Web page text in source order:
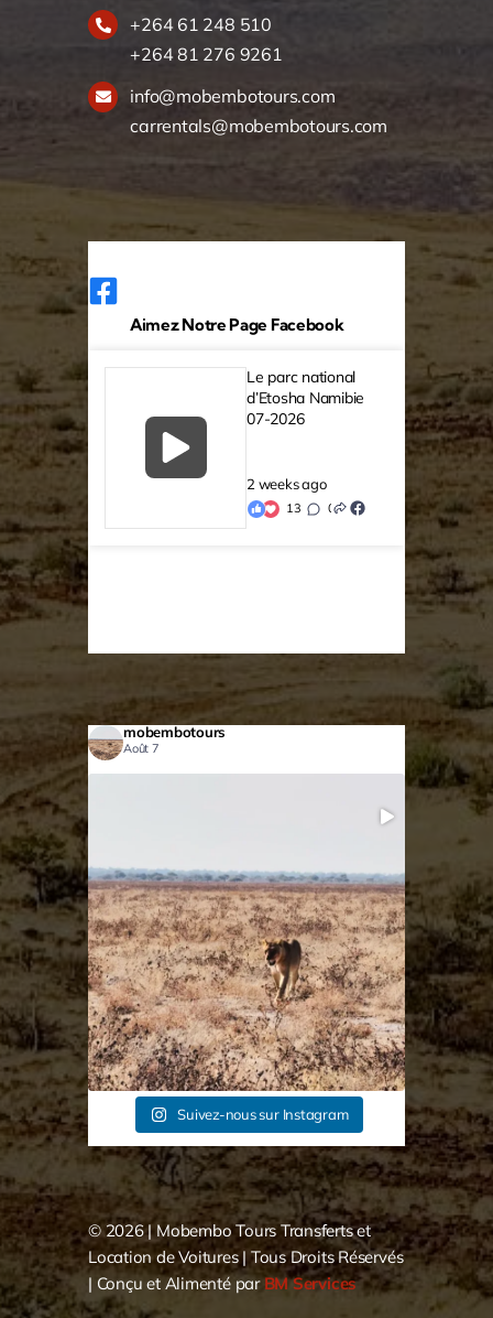
+264 61 248 510
+264 81 276 9261
info@mobembotours.com
carrentals@mobembotours.com
Aimez Notre Page Facebook
Le parc national
d’Etosha Namibie
07-2026
2 weeks ago
13 0 0
mobembotours
Août 7
C’est la fête chez les lions, la femelle à chasser ...
78 1
Suivez-nous sur Instagram
© 2026 | Mobembo Tours Transferts et
Location de Voitures| Tous Droits Réservés
| Conçu et Alimenté parBM Services